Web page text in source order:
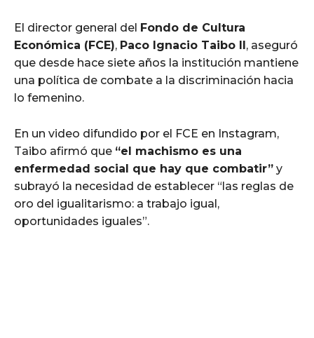
El director general del Fondo de Cultura
Económica (FCE), Paco Ignacio Taibo II, aseguró
que desde hace siete años la institución mantiene
una política de combate a la discriminación hacia
lo femenino.
En un video difundido por el FCE en Instagram,
Taibo afirmó que “el machismo es una
enfermedad social que hay que combatir” y
subrayó la necesidad de establecer “las reglas de
oro del igualitarismo: a trabajo igual,
oportunidades iguales”.